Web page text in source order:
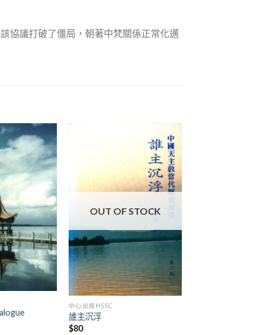
協議打破了僵局，朝著中梵關係正常化邁
+
OUT OF STOCK
中心出版HSSC
誰主沉浮
$80